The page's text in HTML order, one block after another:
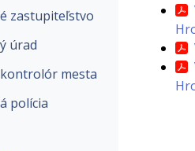
zastupiteľstvo
úrad
mesta
polícia